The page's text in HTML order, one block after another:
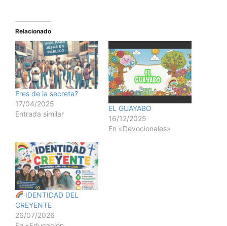
Relacionado
Eres de la secreta?
17/04/2025
Entrada similar
EL GUAYABO
16/12/2025
En «Devocionales»
IDENTIDAD DEL
CREYENTE
26/07/2026